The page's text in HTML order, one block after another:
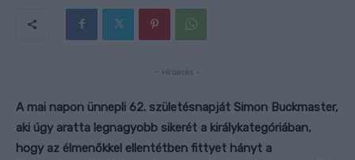
- Hirdetés -
A mai napon ünnepli 62. születésnapját Simon Buckmaster,
aki úgy aratta legnagyobb sikerét a királykategóriában,
hogy az élmenőkkel ellentétben fittyet hányt a